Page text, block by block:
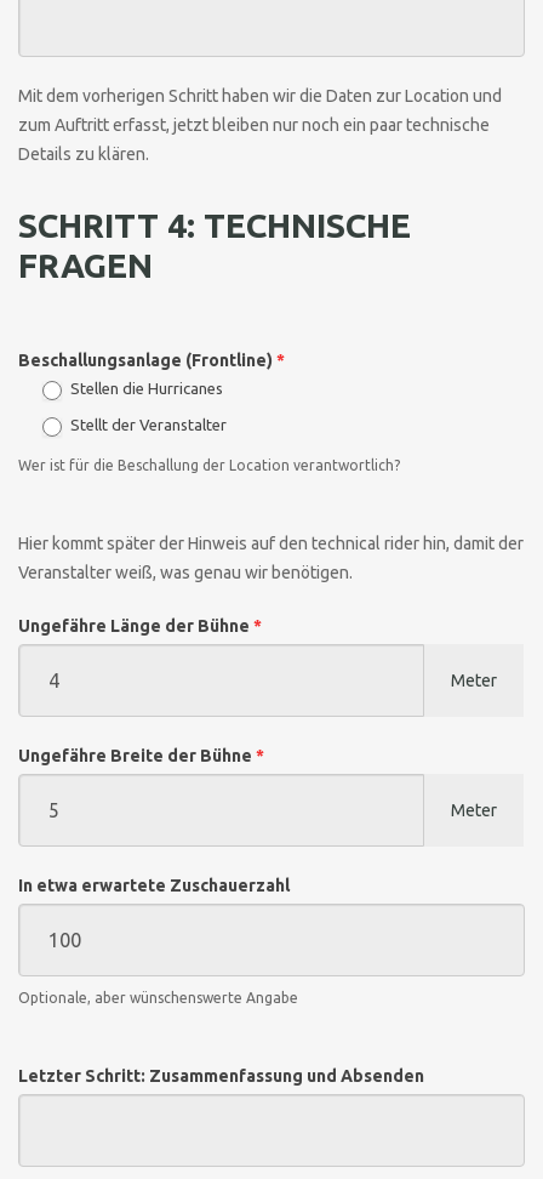
Mit dem vorherigen Schritt haben wir die Daten zur Location und
zum Auftritt erfasst, jetzt bleiben nur noch ein paar technische
Details zu klären.
SCHRITT 4: TECHNISCHE
FRAGEN
Beschallungsanlage (Frontline) *
Stellen die Hurricanes
Stellt der Veranstalter
Wer ist für die Beschallung der Location verantwortlich?
Hier kommt später der Hinweis auf den technical rider hin, damit der
Veranstalter weiß, was genau wir benötigen.
Ungefähre Länge der Bühne *
Meter
Ungefähre Breite der Bühne *
Meter
In etwa erwartete Zuschauerzahl
Optionale, aber wünschenswerte Angabe
Letzter Schritt: Zusammenfassung und Absenden